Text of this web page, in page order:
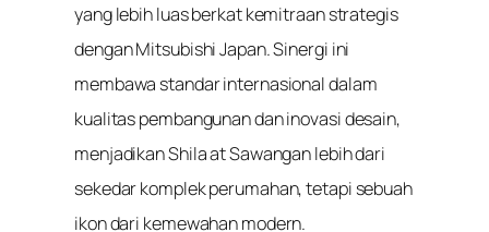
yang lebih luas berkat kemitraan strategis
dengan Mitsubishi Japan. Sinergi ini
membawa standar internasional dalam
kualitas pembangunan dan inovasi desain,
menjadikan Shila at Sawangan lebih dari
sekedar komplek perumahan, tetapi sebuah
ikon dari kemewahan modern.